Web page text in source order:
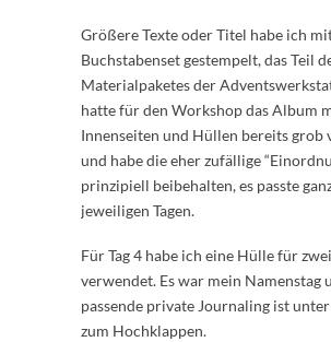
Größere Texte oder Titel habe ich
Buchstabenset gestempelt, das Teil
Materialpaketes der
hatte für den Workshop das Album
Innenseiten und Hüllen bereits grob
und habe die eher zufällige
prinzipiell beibehalten, es passte
jeweiligen Tagen.
Für Tag 4 habe ich eine Hülle für
verwendet. Es war mein Namenstag
passende private Journaling ist unter
zum Hochklappen.